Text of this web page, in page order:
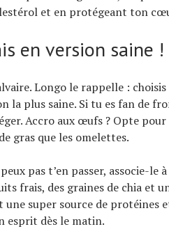
et en protégeant ton
en version saine !
Longo le rappelle : choisis
la plus saine. Si tu es fan de
Accro aux œufs ? Opte
gras que les omelettes.
pas t’en passer, associe-le à
frais, des graines de chia et
une super source de protéines
esprit dès le matin.